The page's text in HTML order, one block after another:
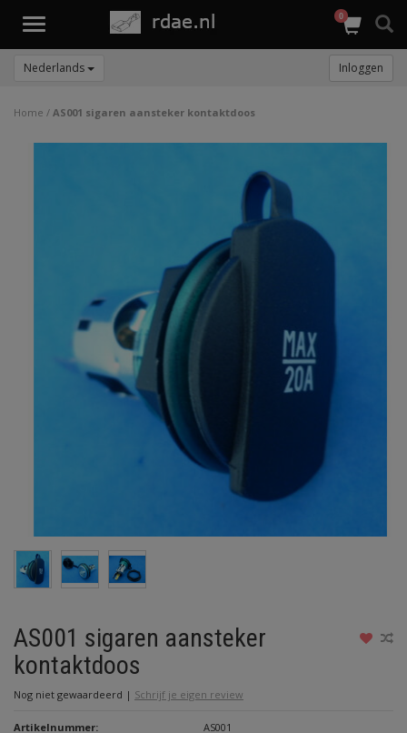
Toggle
0
Nederlands Inloggen
Home / AS001 sigaren aansteker kontaktdoos
AS001 sigaren aansteker
kontaktdoos
Nog niet gewaardeerd | Schrijf je eigen review
Artikelnummer:
AS001